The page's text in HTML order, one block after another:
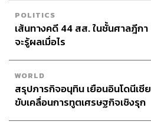
POLITICS
เส้นทางคดี 44 สส. ในชั้นศาลฎีกา
จะรู้ผลเมื่อไร
WORLD
สรุปภารกิจอนุทิน เยือนอินโดนีเซีย
ขับเคลื่อนการทูตเศรษฐกิจเชิงรุก